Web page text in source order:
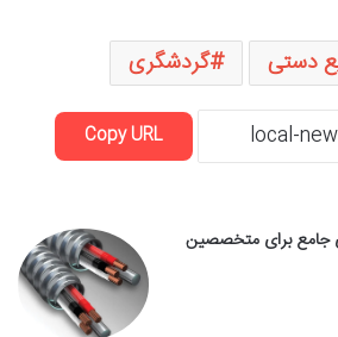
دستی گردشگری
Copy URL
جامع برای متخصصین